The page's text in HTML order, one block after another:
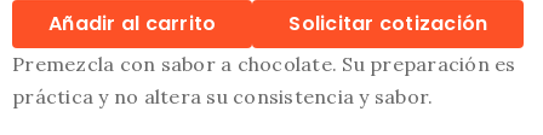
Añadir al carrito Solicitar cotización
Premezcla con sabor a chocolate. Su preparación es
práctica y no altera su consistencia y sabor.